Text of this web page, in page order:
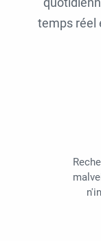
temps réel